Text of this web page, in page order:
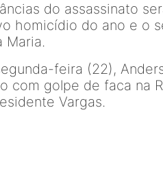
do assassinato
homicídio do ano e o
Maria.
feira (22),
com golpe de faca na
Vargas.